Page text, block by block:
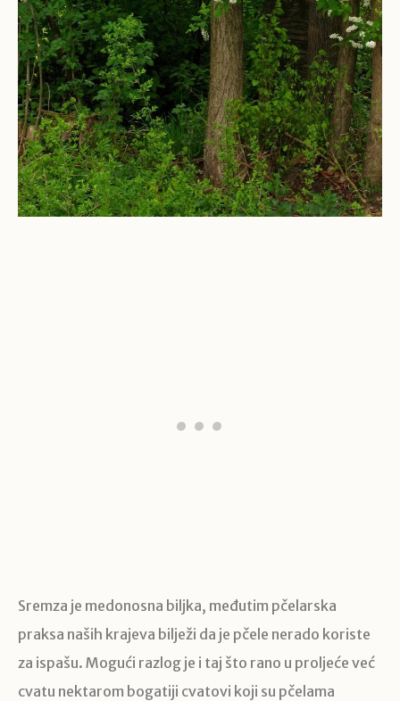
Sremza je medonosna biljka, međutim pčelarska
praksa naših krajeva bilježi da je pčele nerado koriste
za ispašu. Mogući razlog je i taj što rano u proljeće već
cvatu nektarom bogatiji cvatovi koji su pčelama